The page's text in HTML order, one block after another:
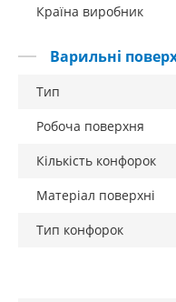
Країна виробник
Варильні
Тип
Робоча поверхня
Кількість конфорок
Матеріал поверхні
Тип конфорок